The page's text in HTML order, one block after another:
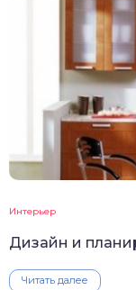
Интерьер
Дизайн и
Читать далее